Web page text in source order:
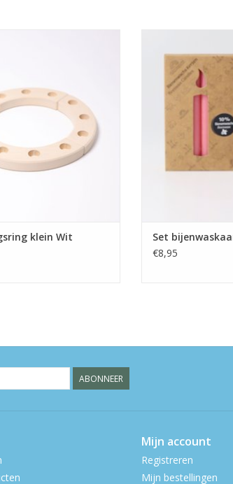
klein Wit
TOEVOEGEN
Set
€8,95
ABONNEER
Mijn account
Registreren
Mijn bestellingen